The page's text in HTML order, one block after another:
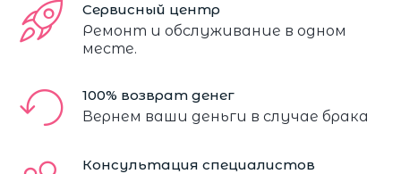
Сервисный центр
Ремонт и обслуживание в одном
месте.
100% возврат денег
Вернем ваши деньги в случае брака
Консультация специалистов